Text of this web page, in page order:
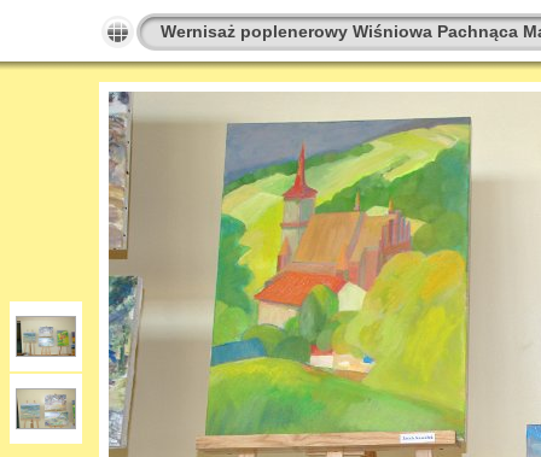
Wernisaż poplenerowy Wiśniowa Pachnąca